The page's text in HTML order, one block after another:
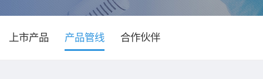
上市产品 产品管线 合作伙伴